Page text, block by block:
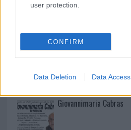
user protection.
CONFIRM
Data Deletion Data Access
I nostri cari
Giovannimaria Cabras